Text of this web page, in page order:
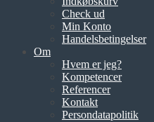
Check ud
Min Konto
Handelsbetingelser
Om
Hvem er jeg?
Kompetencer
Referencer
Kontakt
Persondatapolitik